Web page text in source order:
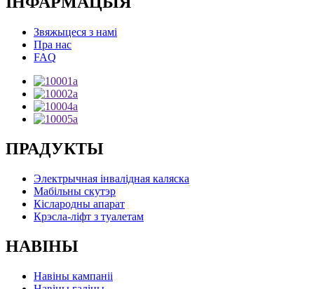
Звяжыцеся з намі
Пра нас
FAQ
ПРАДУКТЫ
Электрычная інвалідная каляска
Мабільны скутэр
Кіслародны апарат
Крэсла-ліфт з туалетам
НАВІНЫ
Навіны кампаніі